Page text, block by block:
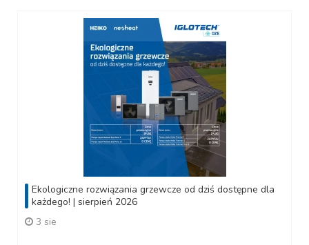
Ekologiczne rozwiązania grzewcze od dziś dostępne dla
każdego! | sierpień 2026
3 sie